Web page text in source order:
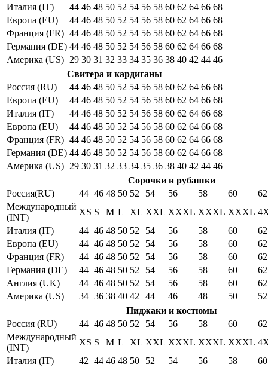
Италия (IT)
44 46 48 50 52 54 56 58 60 62 64 66 68
Европа (EU)
44 46 48 50 52 54 56 58 60 62 64 66 68
Франция (FR) 44 46 48 50 52 54 56 58 60 62 64 66 68
Германия (DE) 44 46 48 50 52 54 56 58 60 62 64 66 68
Америка (US) 29 30 31 32 33 34 35 36 38 40 42 44 46
Свитера и кардиганы
Россия (RU)
44 46 48 50 52 54 56 58 60 62 64 66 68
Европа (EU)
44 46 48 50 52 54 56 58 60 62 64 66 68
Италия (IT)
44 46 48 50 52 54 56 58 60 62 64 66 68
Европа (EU)
44 46 48 50 52 54 56 58 60 62 64 66 68
Франция (FR) 44 46 48 50 52 54 56 58 60 62 64 66 68
Германия (DE) 44 46 48 50 52 54 56 58 60 62 64 66 68
Америка (US) 29 30 31 32 33 34 35 36 38 40 42 44 46
Сорочки и рубашки
Россия(RU)
44 46 48 50 52 54 56 58 60
62
Международный
(INT)
XS S M L XL XXL XXXL XXXL XXXL
Италия (IT)
44 46 48 50 52 54 56 58 60
62
Европа (EU)
44 46 48 50 52 54 56 58 60
62
Франция (FR)
44 46 48 50 52 54 56 58 60
62
Германия (DE)
44 46 48 50 52 54 56 58 60
62
Англия (UK)
44 46 48 50 52 54 56 58 60
62
Америка (US)
34 36 38 40 42 44 46 48 50
52
Пиджаки и костюмы
Россия (RU)
44 46 48 50 52 54 56 58 60
62
Международный
(INT)
XS S M L XL XXL XXXL XXXL XXXL
Италия (IT)
42 44 46 48 50 52 54 56 58
60